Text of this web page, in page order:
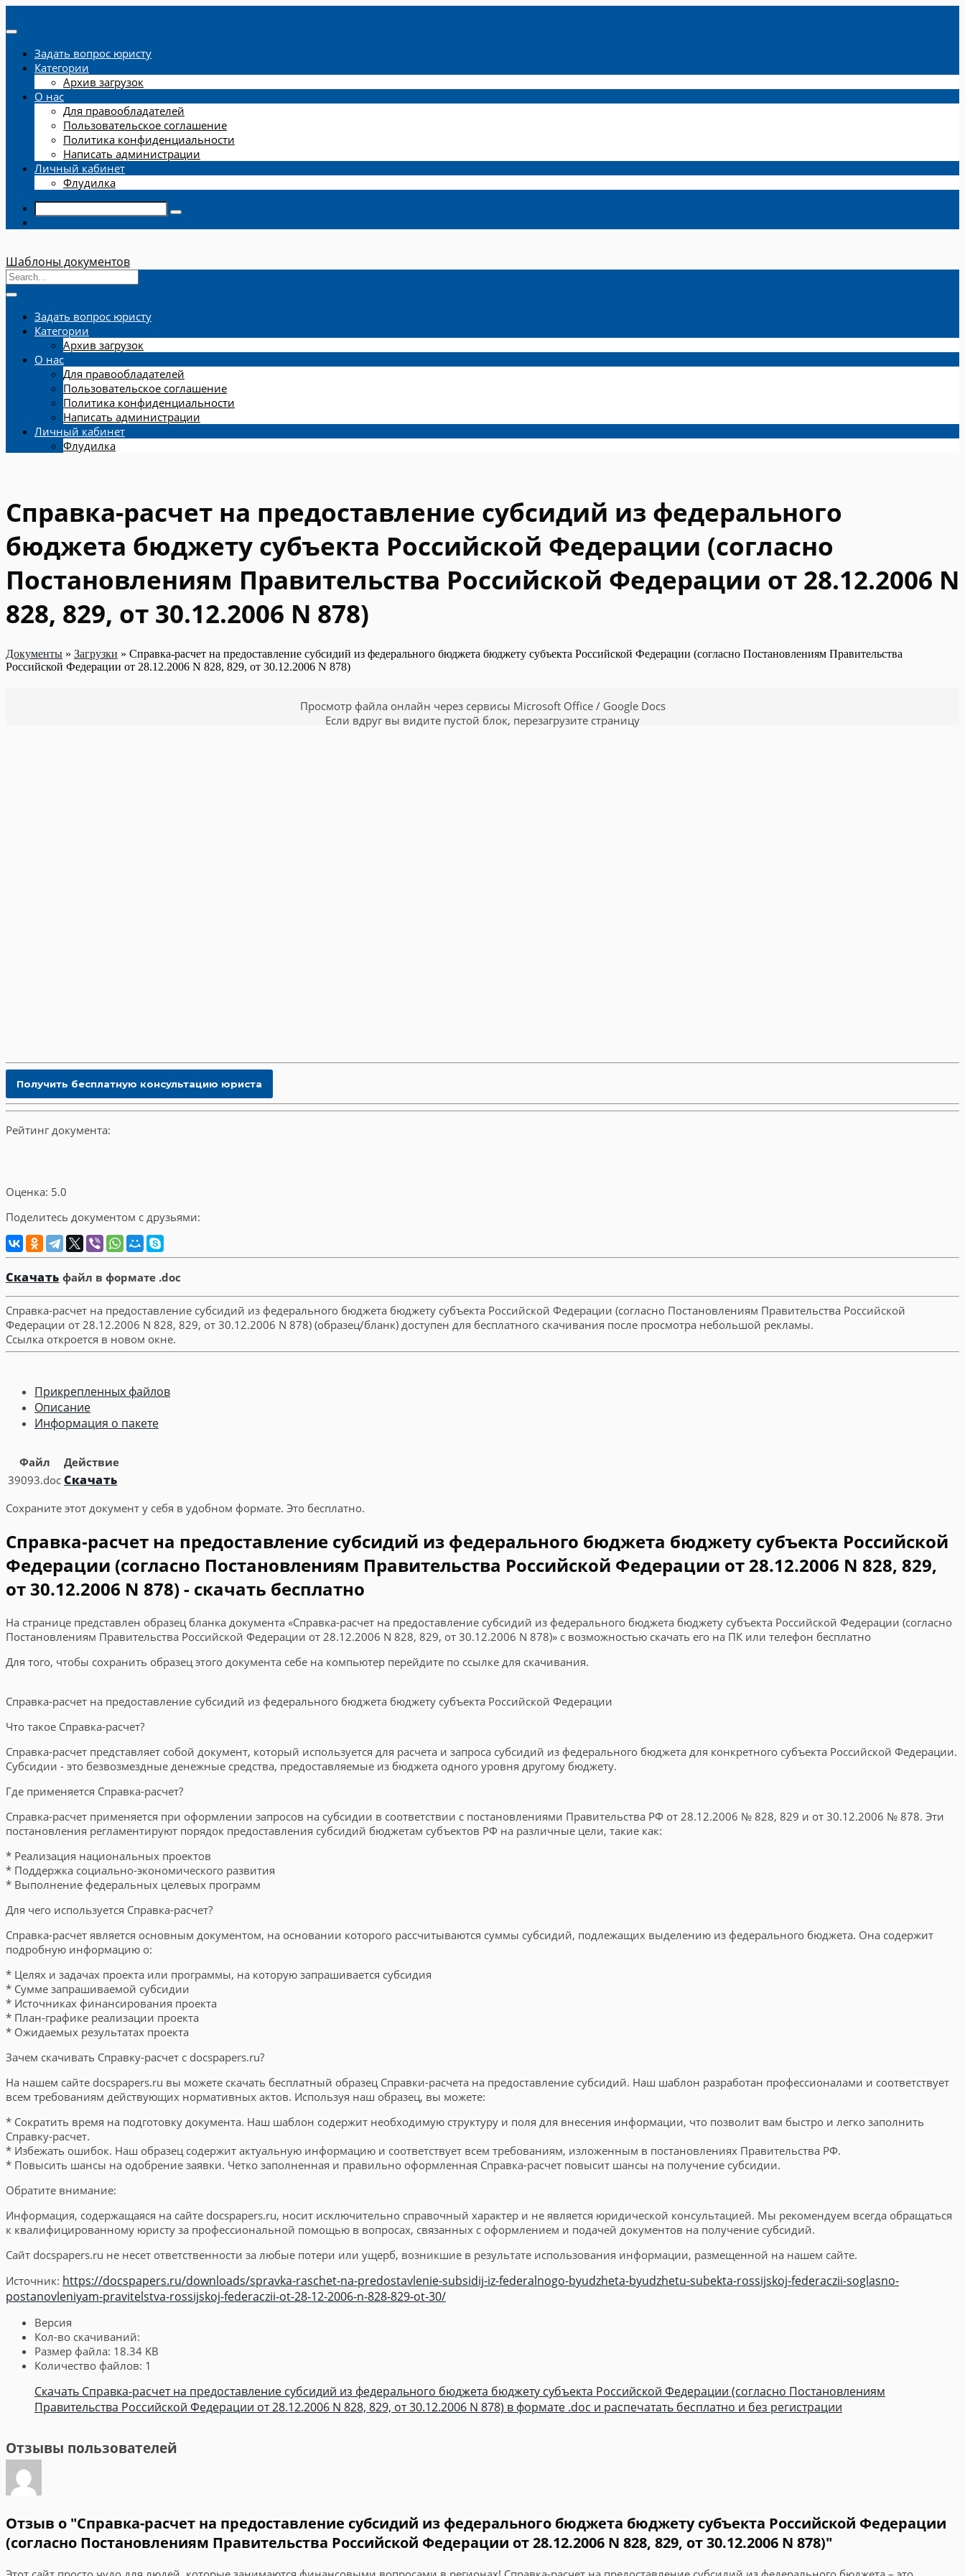
Задать вопрос юристу
Категории
Архив загрузок
О нас
Для правообладателей
Пользовательское соглашение
Политика конфиденциальности
Написать администрации
Личный кабинет
Флудилка
Шаблоны документов
Задать вопрос юристу
Категории
Архив загрузок
О нас
Для правообладателей
Пользовательское соглашение
Политика конфиденциальности
Написать администрации
Личный кабинет
Флудилка
Справка-расчет на предоставление субсидий из федерального
бюджета бюджету субъекта Российской Федерации (согласно
Постановлениям Правительства Российской Федерации от 28.12.2006 N
828, 829, от 30.12.2006 N 878)
Документы » Загрузки » Справка-расчет на предоставление субсидий из федерального бюджета бюджету субъекта Российской Федерации (согласно Постановлениям Правительства
Российской Федерации от 28.12.2006 N 828, 829, от 30.12.2006 N 878)
Просмотр файла онлайн через сервисы Microsoft Office / Google Docs
Если вдруг вы видите пустой блок, перезагрузите страницу
Рейтинг документа:
Оценка: 5.0
Поделитесь документом с друзьями:
Скачать файл в формате .doc
Справка-расчет на предоставление субсидий из федерального бюджета бюджету субъекта Российской Федерации (согласно Постановлениям Правительства Российской
Федерации от 28.12.2006 N 828, 829, от 30.12.2006 N 878) (образец/бланк) доступен для бесплатного скачивания после просмотра небольшой рекламы.
Ссылка откроется в новом окне.
Прикрепленных файлов
Описание
Информация о пакете
Файл
Действие
39093.doc Скачать
Сохраните этот документ у себя в удобном формате. Это бесплатно.
Справка-расчет на предоставление субсидий из федерального бюджета бюджету субъекта Российской
Федерации (согласно Постановлениям Правительства Российской Федерации от 28.12.2006 N 828, 829,
от 30.12.2006 N 878) - скачать бесплатно
На странице представлен образец бланка документа «Справка-расчет на предоставление субсидий из федерального бюджета бюджету субъекта Российской Федерации (согласно
Постановлениям Правительства Российской Федерации от 28.12.2006 N 828, 829, от 30.12.2006 N 878)» с возможностью скачать его на ПК или телефон бесплатно
Для того, чтобы сохранить образец этого документа себе на компьютер перейдите по ссылке для скачивания.
Справка-расчет на предоставление субсидий из федерального бюджета бюджету субъекта Российской Федерации
Что такое Справка-расчет?
Справка-расчет представляет собой документ, который используется для расчета и запроса субсидий из федерального бюджета для конкретного субъекта Российской Федерации.
Субсидии - это безвозмездные денежные средства, предоставляемые из бюджета одного уровня другому бюджету.
Где применяется Справка-расчет?
Справка-расчет применяется при оформлении запросов на субсидии в соответствии с постановлениями Правительства РФ от 28.12.2006 № 828, 829 и от 30.12.2006 № 878. Эти
постановления регламентируют порядок предоставления субсидий бюджетам субъектов РФ на различные цели, такие как:
* Реализация национальных проектов
* Поддержка социально-экономического развития
* Выполнение федеральных целевых программ
Для чего используется Справка-расчет?
Справка-расчет является основным документом, на основании которого рассчитываются суммы субсидий, подлежащих выделению из федерального бюджета. Она содержит
подробную информацию о:
* Целях и задачах проекта или программы, на которую запрашивается субсидия
* Сумме запрашиваемой субсидии
* Источниках финансирования проекта
* План-графике реализации проекта
* Ожидаемых результатах проекта
Зачем скачивать Справку-расчет с docspapers.ru?
На нашем сайте docspapers.ru вы можете скачать бесплатный образец Справки-расчета на предоставление субсидий. Наш шаблон разработан профессионалами и соответствует
всем требованиям действующих нормативных актов. Используя наш образец, вы можете:
* Сократить время на подготовку документа. Наш шаблон содержит необходимую структуру и поля для внесения информации, что позволит вам быстро и легко заполнить
Справку-расчет.
* Избежать ошибок. Наш образец содержит актуальную информацию и соответствует всем требованиям, изложенным в постановлениях Правительства РФ.
* Повысить шансы на одобрение заявки. Четко заполненная и правильно оформленная Справка-расчет повысит шансы на получение субсидии.
Обратите внимание:
Информация, содержащаяся на сайте docspapers.ru, носит исключительно справочный характер и не является юридической консультацией. Мы рекомендуем всегда обращаться
к квалифицированному юристу за профессиональной помощью в вопросах, связанных с оформлением и подачей документов на получение субсидий.
Сайт docspapers.ru не несет ответственности за любые потери или ущерб, возникшие в результате использования информации, размещенной на нашем сайте.
Источник: https://docspapers.ru/downloads/spravka-raschet-na-predostavlenie-subsidij-iz-federalnogo-byudzheta-byudzhetu-subekta-rossijskoj-federaczii-soglasno-
postanovleniyam-pravitelstva-rossijskoj-federaczii-ot-28-12-2006-n-828-829-ot-30/
Версия
Кол-во скачиваний:
Размер файла: 18.34 KB
Количество файлов: 1
Скачать Справка-расчет на предоставление субсидий из федерального бюджета бюджету субъекта Российской Федерации (согласно Постановлениям
Правительства Российской Федерации от 28.12.2006 N 828, 829, от 30.12.2006 N 878) в формате .doc и распечатать бесплатно и без регистрации
Отзывы пользователей
Отзыв о "Справка-расчет на предоставление субсидий из федерального бюджета бюджету субъекта Российской Федерации
(согласно Постановлениям Правительства Российской Федерации от 28.12.2006 N 828, 829, от 30.12.2006 N 878)"